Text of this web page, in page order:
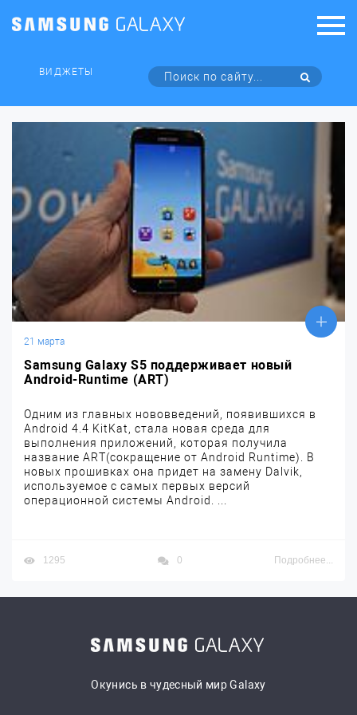
ВИДЖЕТЫ
21 марта
Samsung Galaxy S5 поддерживает новый
Android-Runtime (ART)
Одним из главных нововведений, появившихся в
Android 4.4 KitKat, стала новая среда для
выполнения приложений, которая получила
название ART(сокращение от Android Runtime). В
новых прошивках она придет на замену Dalvik,
используемое с самых первых версий
операционной системы Android. ...
1295 0 Подробнее...
Окунись в чудесный мир Galaxy